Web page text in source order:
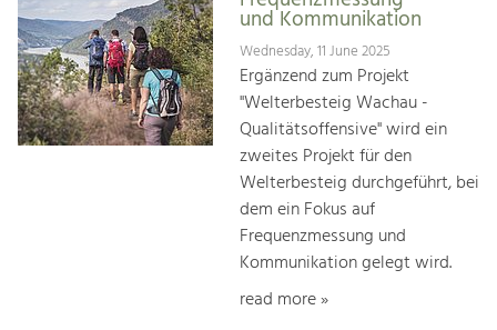
und Kommunikation
Wednesday, 11 June 2025
Ergänzend zum Projekt
"Welterbesteig Wachau -
Qualitätsoffensive" wird ein
zweites Projekt für den
Welterbesteig durchgeführt, bei
dem ein Fokus auf
Frequenzmessung und
Kommunikation gelegt wird.
read more »